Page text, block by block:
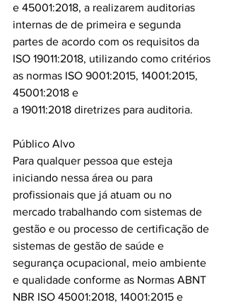
e 45001:2018, a realizarem auditorias
internas de de primeira e segunda
partes de acordo com os requisitos da
ISO 19011:2018, utilizando como critérios
as normas ISO 9001:2015, 14001:2015,
45001:2018 e
a 19011:2018 diretrizes para auditoria.
Público Alvo
Para qualquer pessoa que esteja
iniciando nessa área ou para
profissionais que já atuam ou no
mercado trabalhando com sistemas de
gestão e ou processo de certificação de
sistemas de gestão de saúde e
segurança ocupacional, meio ambiente
e qualidade conforme as Normas ABNT
NBR ISO 45001:2018, 14001:2015 e